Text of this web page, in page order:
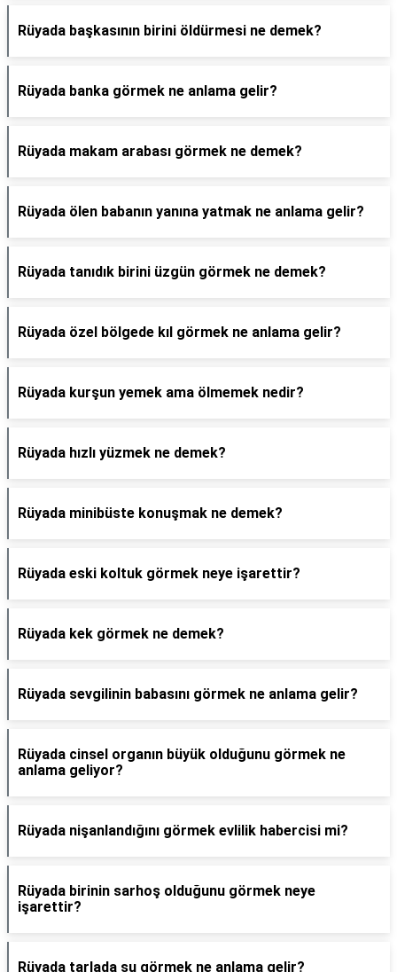
Rüyada başkasının birini öldürmesi ne demek?
Rüyada banka görmek ne anlama gelir?
Rüyada makam arabası görmek ne demek?
Rüyada ölen babanın yanına yatmak ne anlama gelir?
Rüyada tanıdık birini üzgün görmek ne demek?
Rüyada özel bölgede kıl görmek ne anlama gelir?
Rüyada kurşun yemek ama ölmemek nedir?
Rüyada hızlı yüzmek ne demek?
Rüyada minibüste konuşmak ne demek?
Rüyada eski koltuk görmek neye işarettir?
Rüyada kek görmek ne demek?
Rüyada sevgilinin babasını görmek ne anlama gelir?
Rüyada cinsel organın büyük olduğunu görmek ne
anlama geliyor?
Rüyada nişanlandığını görmek evlilik habercisi mi?
Rüyada birinin sarhoş olduğunu görmek neye
işarettir?
Rüyada tarlada su görmek ne anlama gelir?